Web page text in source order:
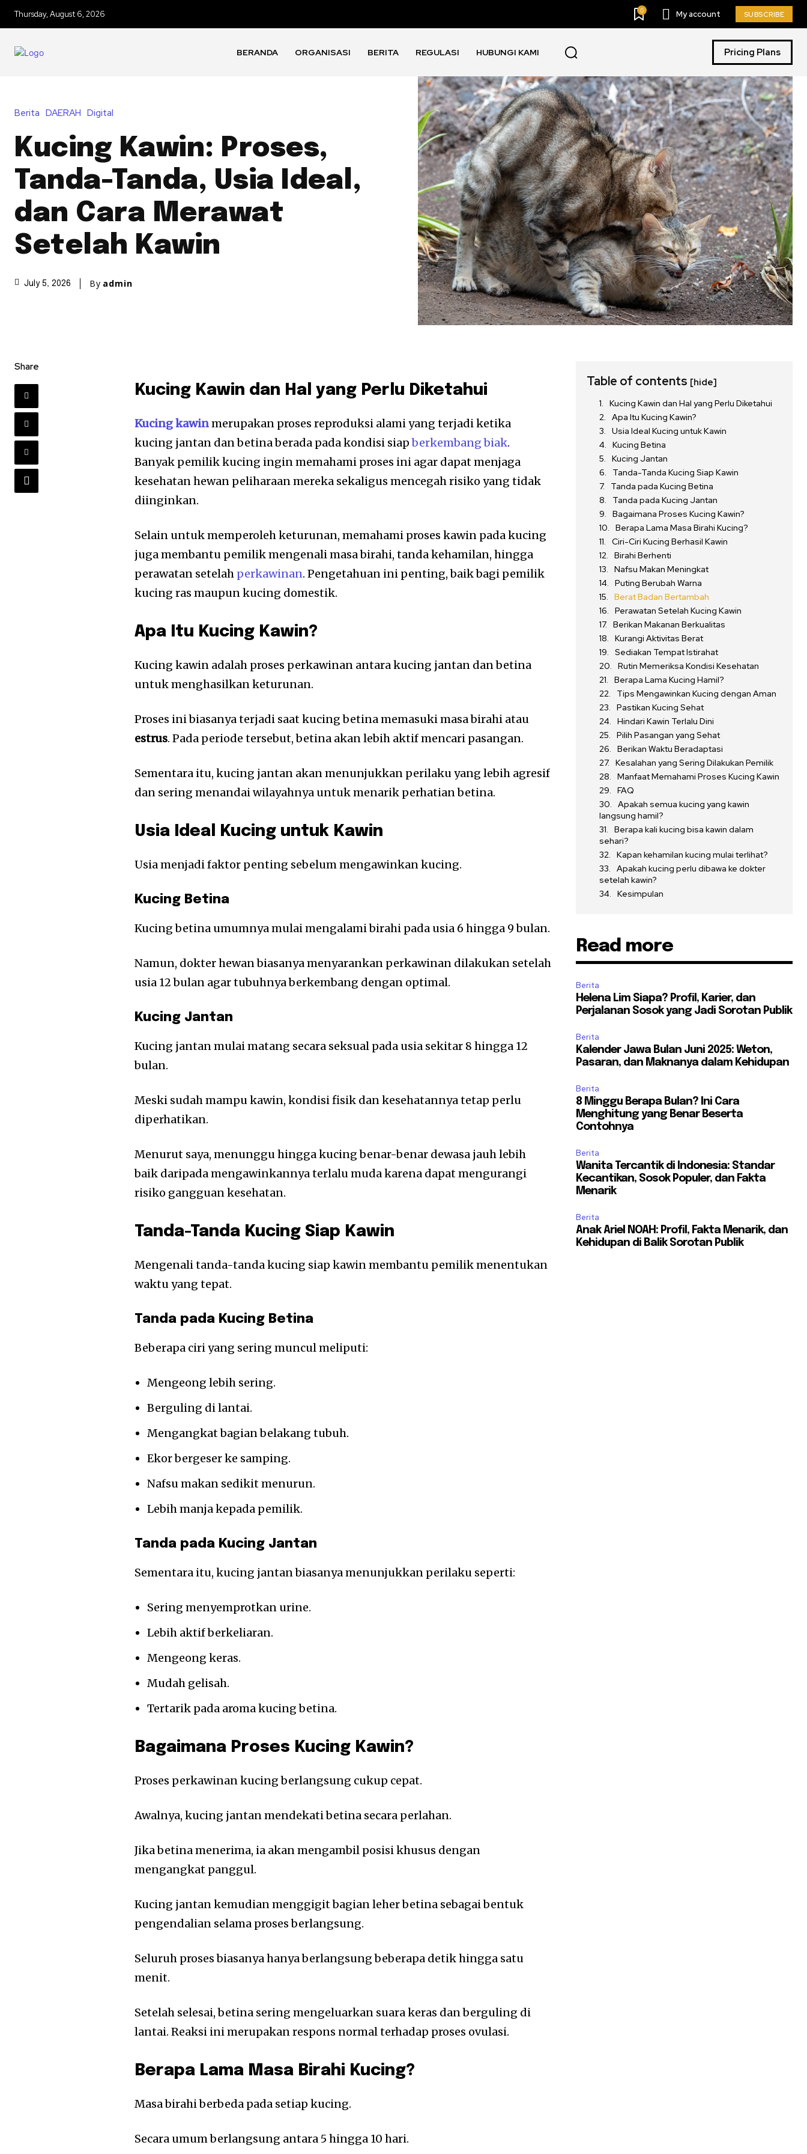
Thursday, August 6, 2026 0 My account SUBSCRIBE
BERANDA ORGANISASI BERITA REGULASI HUBUNGI KAMI Pricing Plans
Berita DAERAH Digital
Kucing Kawin: Proses,
Tanda-Tanda, Usia Ideal,
dan Cara Merawat
Setelah Kawin
July 5, 2026 By admin
Share
Kucing Kawin dan Hal yang Perlu Diketahui
Kucing kawinmerupakan proses reproduksi alami yang terjadi ketika
kucing jantan dan betina berada pada kondisi siapberkembang biak.
Banyak pemilik kucing ingin memahami proses ini agar dapat menjaga
kesehatan hewan peliharaan mereka sekaligus mencegah risiko yang tidak
diinginkan.
Selain untuk memperoleh keturunan, memahami proses kawin pada kucing
juga membantu pemilik mengenali masa birahi, tanda kehamilan, hingga
perawatan setelah perkawinan. Pengetahuan ini penting, baik bagi pemilik
kucing ras maupun kucing domestik.
Apa Itu Kucing Kawin?
Kucing kawin adalah proses perkawinan antara kucing jantan dan betina
untuk menghasilkan keturunan.
Proses ini biasanya terjadi saat kucing betina memasuki masa birahi atau
estrus. Pada periode tersebut, betina akan lebih aktif mencari pasangan.
Sementara itu, kucing jantan akan menunjukkan perilaku yang lebih agresif
dan sering menandai wilayahnya untuk menarik perhatian betina.
Usia Ideal Kucing untuk Kawin
Usia menjadi faktor penting sebelum mengawinkan kucing.
Kucing Betina
Kucing betina umumnya mulai mengalami birahi pada usia 6 hingga 9 bulan.
Namun, dokter hewan biasanya menyarankan perkawinan dilakukan setelah
usia 12 bulan agar tubuhnya berkembang dengan optimal.
Kucing Jantan
Kucing jantan mulai matang secara seksual pada usia sekitar 8 hingga 12
bulan.
Meski sudah mampu kawin, kondisi fisik dan kesehatannya tetap perlu
diperhatikan.
Menurut saya, menunggu hingga kucing benar-benar dewasa jauh lebih
baik daripada mengawinkannya terlalu muda karena dapat mengurangi
risiko gangguan kesehatan.
Tanda-Tanda Kucing Siap Kawin
Mengenali tanda-tanda kucing siap kawin membantu pemilik menentukan
waktu yang tepat.
Tanda pada Kucing Betina
Beberapa ciri yang sering muncul meliputi:
Mengeong lebih sering.
Berguling di lantai.
Mengangkat bagian belakang tubuh.
Ekor bergeser ke samping.
Nafsu makan sedikit menurun.
Lebih manja kepada pemilik.
Tanda pada Kucing Jantan
Sementara itu, kucing jantan biasanya menunjukkan perilaku seperti:
Sering menyemprotkan urine.
Lebih aktif berkeliaran.
Mengeong keras.
Mudah gelisah.
Tertarik pada aroma kucing betina.
Bagaimana Proses Kucing Kawin?
Proses perkawinan kucing berlangsung cukup cepat.
Awalnya, kucing jantan mendekati betina secara perlahan.
Jika betina menerima, ia akan mengambil posisi khusus dengan
mengangkat panggul.
Kucing jantan kemudian menggigit bagian leher betina sebagai bentuk
pengendalian selama proses berlangsung.
Seluruh proses biasanya hanya berlangsung beberapa detik hingga satu
menit.
Setelah selesai, betina sering mengeluarkan suara keras dan berguling di
lantai. Reaksi ini merupakan respons normal terhadap proses ovulasi.
Berapa Lama Masa Birahi Kucing?
Masa birahi berbeda pada setiap kucing.
Secara umum berlangsung antara 5 hingga 10 hari.
Table of contents [hide]
Kucing Kawin dan Hal yang Perlu Diketahui
Apa Itu Kucing Kawin?
Usia Ideal Kucing untuk Kawin
Kucing Betina
Kucing Jantan
Tanda-Tanda Kucing Siap Kawin
Tanda pada Kucing Betina
Tanda pada Kucing Jantan
Bagaimana Proses Kucing Kawin?
Berapa Lama Masa Birahi Kucing?
Ciri-Ciri Kucing Berhasil Kawin
Birahi Berhenti
Nafsu Makan Meningkat
Puting Berubah Warna
Berat Badan Bertambah
Perawatan Setelah Kucing Kawin
Berikan Makanan Berkualitas
Kurangi Aktivitas Berat
Sediakan Tempat Istirahat
Rutin Memeriksa Kondisi Kesehatan
Berapa Lama Kucing Hamil?
Tips Mengawinkan Kucing dengan Aman
Pastikan Kucing Sehat
Hindari Kawin Terlalu Dini
Pilih Pasangan yang Sehat
Berikan Waktu Beradaptasi
Kesalahan yang Sering Dilakukan Pemilik
Manfaat Memahami Proses Kucing Kawin
FAQ
Apakah semua kucing yang kawin
langsung hamil?
Berapa kali kucing bisa kawin dalam
sehari?
Kapan kehamilan kucing mulai terlihat?
Apakah kucing perlu dibawa ke dokter
setelah kawin?
Kesimpulan
Read more
Berita
Helena Lim Siapa? Profil, Karier, dan
Perjalanan Sosok yang Jadi Sorotan Publik
Berita
Kalender Jawa Bulan Juni 2025: Weton,
Pasaran, dan Maknanya dalam Kehidupan
Berita
8 Minggu Berapa Bulan? Ini Cara
Menghitung yang Benar Beserta
Contohnya
Berita
Wanita Tercantik di Indonesia: Standar
Kecantikan, Sosok Populer, dan Fakta
Menarik
Berita
Anak Ariel NOAH: Profil, Fakta Menarik, dan
Kehidupan di Balik Sorotan Publik